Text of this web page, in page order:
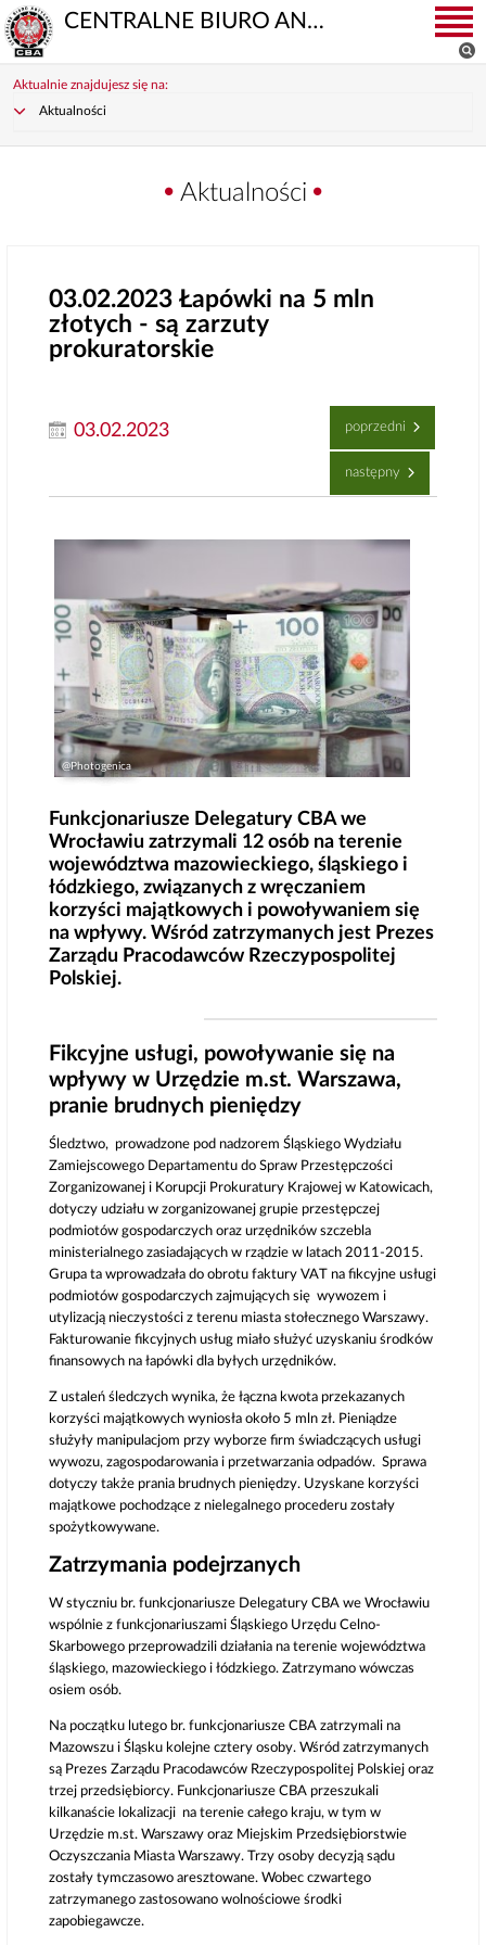
CENTRALNE BIURO ANTYKORUPCYJNE
Aktualnie znajdujesz się na:
Aktualności
Aktualności
03.02.2023 Łapówki na 5 mln
złotych - są zarzuty
prokuratorskie
03.02.2023 poprzedni
następny
@Photogenica
Funkcjonariusze Delegatury CBA we
Wrocławiu zatrzymali 12 osób na terenie
województwa mazowieckiego, śląskiego i
łódzkiego, związanych z wręczaniem
korzyści majątkowych i powoływaniem się
na wpływy. Wśród zatrzymanych jest Prezes
Zarządu Pracodawców Rzeczypospolitej
Polskiej.
Fikcyjne usługi, powoływanie się na
wpływy w Urzędzie m.st. Warszawa,
pranie brudnych pieniędzy
Śledztwo, prowadzone pod nadzorem Śląskiego Wydziału
Zamiejscowego Departamentu do Spraw Przestępczości
Zorganizowanej i Korupcji Prokuratury Krajowej w Katowicach,
dotyczy udziału w zorganizowanej grupie przestępczej
podmiotów gospodarczych oraz urzędników szczebla
ministerialnego zasiadających w rządzie w latach 2011-2015.
Grupa ta wprowadzała do obrotu faktury VAT na fikcyjne usługi
podmiotów gospodarczych zajmujących się wywozem i
utylizacją nieczystości z terenu miasta stołecznego Warszawy.
Fakturowanie fikcyjnych usług miało służyć uzyskaniu środków
finansowych na łapówki dla byłych urzędników.
Z ustaleń śledczych wynika, że łączna kwota przekazanych
korzyści majątkowych wyniosła około 5 mln zł. Pieniądze
służyły manipulacjom przy wyborze firm świadczących usługi
wywozu, zagospodarowania i przetwarzania odpadów. Sprawa
dotyczy także prania brudnych pieniędzy. Uzyskane korzyści
majątkowe pochodzące z nielegalnego procederu zostały
spożytkowywane.
Zatrzymania podejrzanych
W styczniu br. funkcjonariusze Delegatury CBA we Wrocławiu
wspólnie z funkcjonariuszami Śląskiego Urzędu Celno-
Skarbowego przeprowadzili działania na terenie województwa
śląskiego, mazowieckiego i łódzkiego. Zatrzymano wówczas
osiem osób.
Na początku lutego br. funkcjonariusze CBA zatrzymali na
Mazowszu i Śląsku kolejne cztery osoby. Wśród zatrzymanych
są Prezes Zarządu Pracodawców Rzeczypospolitej Polskiej oraz
trzej przedsiębiorcy. Funkcjonariusze CBA przeszukali
kilkanaście lokalizacji na terenie całego kraju, w tym w
Urzędzie m.st. Warszawy oraz Miejskim Przedsiębiorstwie
Oczyszczania Miasta Warszawy. Trzy osoby decyzją sądu
zostały tymczasowo aresztowane. Wobec czwartego
zatrzymanego zastosowano wolnościowe środki
zapobiegawcze.